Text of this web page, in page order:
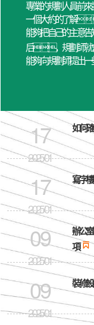
專業的規劃人員前
一個大約的了解
能夠把自己的主意
后，規劃師就
能夠向規劃師提出一
如何
寫字
辦公
項
裝修